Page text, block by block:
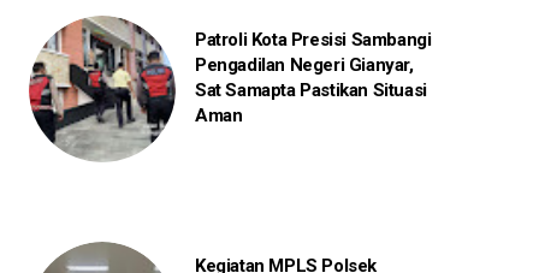
Patroli Kota Presisi Sambangi
Pengadilan Negeri Gianyar,
Sat Samapta Pastikan Situasi
Aman
Kegiatan MPLS Polsek